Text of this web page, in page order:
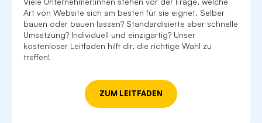
Art von Website sich am besten für sie eignet. Selber
bauen oder bauen lassen? Standardisierte aber schnelle
Umsetzung? Individuell und einzigartig? Unser
kostenloser Leitfaden hilft dir, die richtige Wahl zu
treffen!
ZUM LEITFADEN